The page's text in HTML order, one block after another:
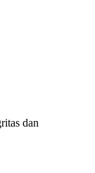
dan